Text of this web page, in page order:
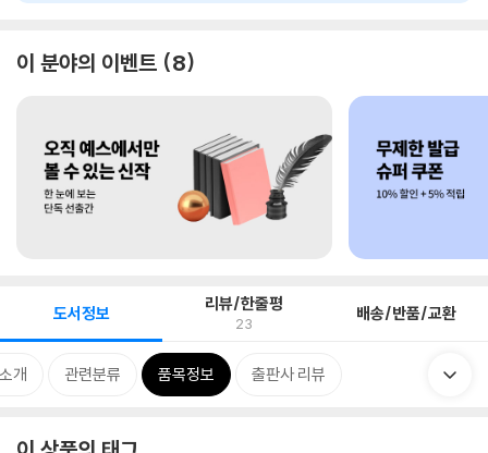
이 분야의 이벤트 8
도서정보 리뷰/한줄평
23 배송/반품/교환
개 관련분류 품목정보 출판사 리뷰